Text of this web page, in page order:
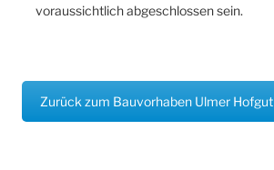
voraussichtlich abgeschlossen sein.
Zurück zum Bauvorhaben Ulmer Hofgut